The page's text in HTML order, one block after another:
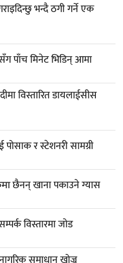
भन्दै ठगी गर्ने एक
पाँच मिनेट भिडिन् आमा
विस्तारित डायलाईसीस
पोसाक र स्टेशनरी सामग्री
छैनन् खाना पकाउने ग्यास
विस्तारमा जोड